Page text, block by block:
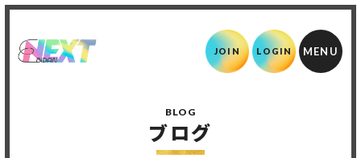
JOIN LOGIN
BLOG
ブログ